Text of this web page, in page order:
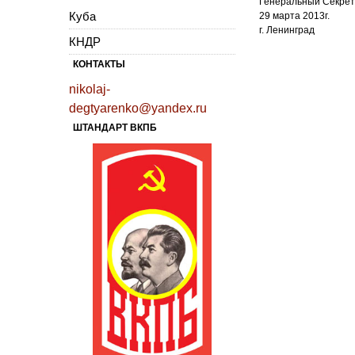
29 марта 2013г.
г. Ленинград
Куба
КНДР
КОНТАКТЫ
nikolaj-
degtyarenko@yandex.ru
ШТАНДАРТ ВКПБ